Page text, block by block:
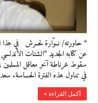
* حاورته/ نــوّارة لحــرش في
عن كتابه الجديد “الشتات الأندلسي
في تناول هذه الفترة الحساسة.
أكمل القراءة »